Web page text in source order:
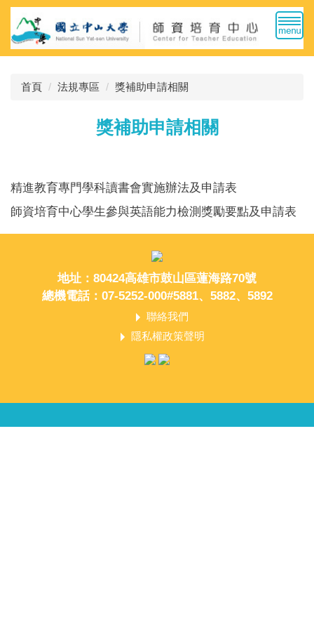
跳
到
主
要
首頁 法規專區 獎補助申請相關
獎補助申請相關
精進教育專門學科讀書會實施辦法及申請表
師資培育中心學生參與英語能力檢測獎勵要點及申請表
地址：80424高雄市鼓山區蓮海路70號
總機電話：07-5252-000#5881、5882、5892
聯絡我們
隱私權政策聲明